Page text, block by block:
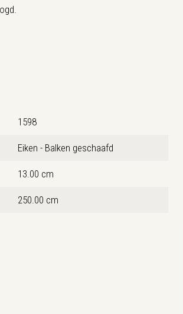
1598
Eiken - Balken geschaafd
13.00 cm
250.00 cm